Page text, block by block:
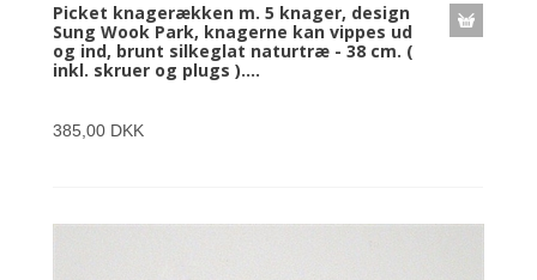
Picket knagerækken m. 5 knager, design
Sung Wook Park, knagerne kan vippes ud
og ind, brunt silkeglat naturtræ - 38 cm. (
inkl. skruer og plugs )....
385,00 DKK